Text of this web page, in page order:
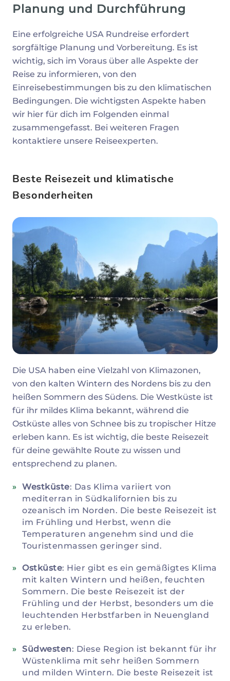
Planung und Durchführung
Eine erfolgreiche USA Rundreise erfordert
sorgfältige Planung und Vorbereitung. Es ist
wichtig, sich im Voraus über alle Aspekte der
Reise zu informieren, von den
Einreisebestimmungen bis zu den klimatischen
Bedingungen. Die wichtigsten Aspekte haben
wir hier für dich im Folgenden einmal
zusammengefasst. Bei weiteren Fragen
kontaktiere unsere Reiseexperten.
Beste Reisezeit und klimatische
Besonderheiten
Die USA haben eine Vielzahl von Klimazonen,
von den kalten Wintern des Nordens bis zu den
heißen Sommern des Südens. Die Westküste ist
für ihr mildes Klima bekannt, während die
Ostküste alles von Schnee bis zu tropischer Hitze
erleben kann. Es ist wichtig, die beste Reisezeit
für deine gewählte Route zu wissen und
entsprechend zu planen.
Westküste: Das Klima variiert von
mediterran in Südkalifornien bis zu
ozeanisch im Norden. Die beste Reisezeit ist
im Frühling und Herbst, wenn die
Temperaturen angenehm sind und die
Touristenmassen geringer sind.
Ostküste: Hier gibt es ein gemäßigtes Klima
mit kalten Wintern und heißen, feuchten
Sommern. Die beste Reisezeit ist der
Frühling und der Herbst, besonders um die
leuchtenden Herbstfarben in Neuengland
zu erleben.
Südwesten: Diese Region ist bekannt für ihr
Wüstenklima mit sehr heißen Sommern
und milden Wintern. Die beste Reisezeit ist